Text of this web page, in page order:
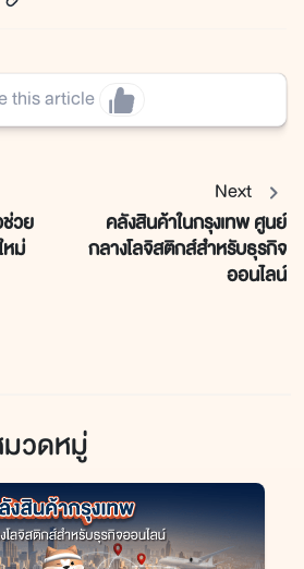
this article
วย
ม่
Next
คลังสินค้าในกรุงเทพ ศูนย์
กลางโลจิสติกส์สำหรับธุรกิจ
ออนไลน์
วดหมู่